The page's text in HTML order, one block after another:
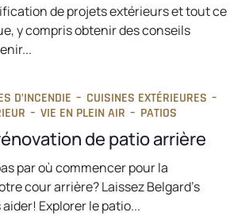
de projets extérieurs et tout ce
y compris obtenir des conseils
D’INCENDIE – CUISINES EXTÉRIEURES –
– VIE EN PLEIN AIR – PATIOS
de patio arrière
par où commencer pour la
cour arrière? Laissez Belgard’s
Explorer le patio...